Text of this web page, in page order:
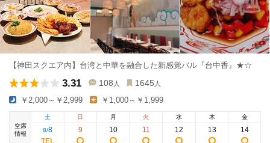
【神田スクエア内】台湾と中華を融合した新感覚バル『台中香』★☆
3.31 108 人 1645 人
￥2,000～￥2,999 ￥1,000～￥1,999
空席
情報
土
8/8
日
9
月
10
火
11
水
12
木
13
金
14